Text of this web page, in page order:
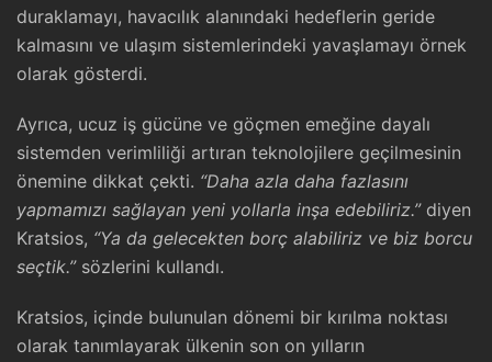
duraklamayı, havacılık alanındaki hedeflerin geride
kalmasını ve ulaşım sistemlerindeki yavaşlamayı örnek
olarak gösterdi.
Ayrıca, ucuz iş gücüne ve göçmen emeğine dayalı
sistemden verimliliği artıran teknolojilere geçilmesinin
önemine dikkat çekti. “Daha azla daha fazlasını
yapmamızı sağlayan yeni yollarla inşa edebiliriz.”diyen
Kratsios, “Ya da gelecekten borç alabiliriz ve biz borcu
seçtik.”sözlerini kullandı.
Kratsios, içinde bulunulan dönemi bir kırılma noktası
olarak tanımlayarak ülkenin son on yılların